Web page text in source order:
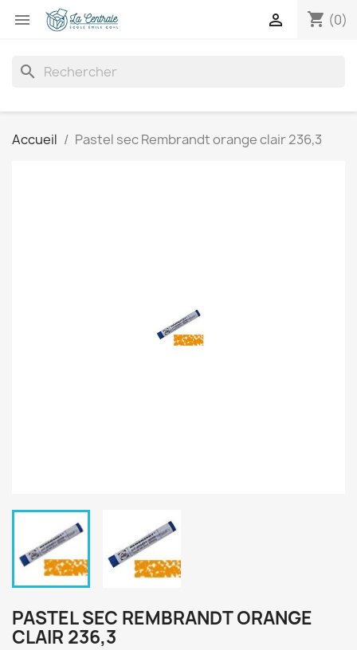
 shopping_cart (0)

search
Accueil Pastel sec Rembrandt orange clair 236,3
PASTEL SEC REMBRANDT ORANGE
CLAIR 236,3